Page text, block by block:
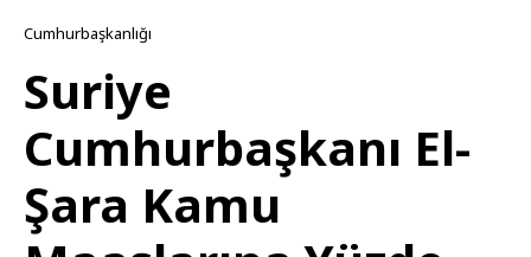
Cumhurbaşkanlığı
Suriye
Cumhurbaşkanı El-
Şara Kamu